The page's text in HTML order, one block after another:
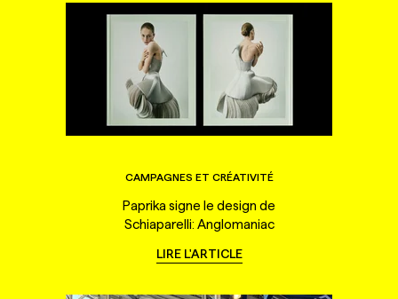
CAMPAGNES ET CRÉATIVITÉ
Paprika signe le design de
Schiaparelli: Anglomaniac
LIRE L'ARTICLE